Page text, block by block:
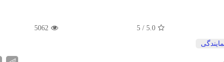
5.0
/
5
5062